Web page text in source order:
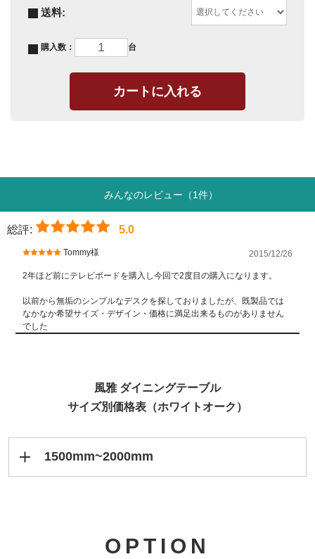
送料:
購入数： 台
みんなのレビュー（1件）
総評: 5.0
Tommy様 2015/12/26
2年ほど前にテレビボードを購入し今回で2度目の購入になります。
以前から無垢のシンプルなデスクを探しておりましたが、既製品では
なかなか希望サイズ・デザイン・価格に満足出来るものがありません
でした
風雅 ダイニングテーブル
サイズ別価格表（ホワイトオーク）
1500mm~2000mm
OPTION